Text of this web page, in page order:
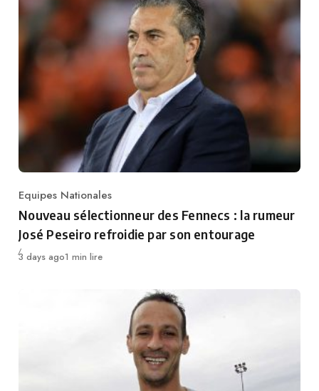
Category
Equipes Nationales
Nouveau sélectionneur des Fennecs : la rumeur
José Peseiro refroidie par son entourage
Publié
3 days ago1 min lire